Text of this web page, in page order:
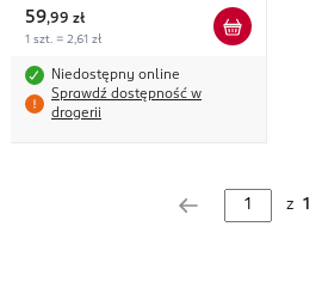
59,99 zł
1 szt. = 2,61 zł
Niedostępny online
Sprawdź dostępność w
drogerii
z 1